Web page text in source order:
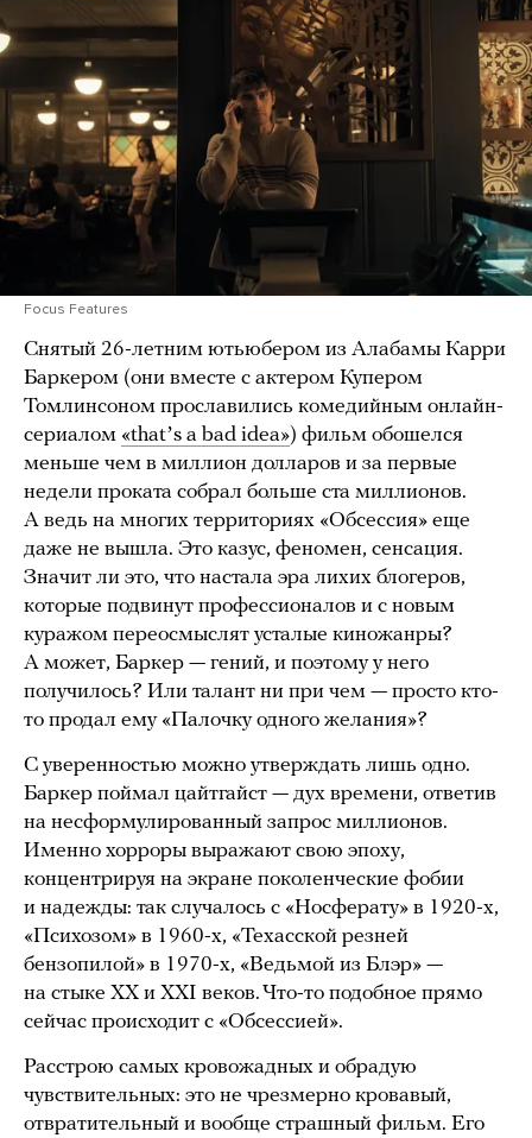
Focus Features
Снятый 26-летним ютьюбером из Алабамы Карри
Баркером (они вместе с актером Купером
Томлинсоном прославились комедийным онлайн-
сериалом «thatʼs a bad idea») фильм обошелся
меньше чем в миллион долларов и за первые
недели проката собрал больше ста миллионов.
А ведь на многих территориях «Обсессия» еще
даже не вышла. Это казус, феномен, сенсация.
Значит ли это, что настала эра лихих блогеров,
которые подвинут профессионалов и с новым
куражом переосмыслят усталые киножанры?
А может, Баркер — гений, и поэтому у него
получилось? Или талант ни при чем — просто кто-
то продал ему «Палочку одного желания»?
С уверенностью можно утверждать лишь одно.
Баркер поймал цайтгайст — дух времени, ответив
на несформулированный запрос миллионов.
Именно хорроры выражают свою эпоху,
концентрируя на экране поколенческие фобии
и надежды: так случалось с «Носферату» в 1920-х,
«Психозом» в 1960-х, «Техасской резней
бензопилой» в 1970-х, «Ведьмой из Блэр» —
на стыке XX и XXI веков. Что-то подобное прямо
сейчас происходит с «Обсессией».
Расстрою самых кровожадных и обрадую
чувствительных: это не чрезмерно кровавый,
отвратительный и вообще страшный фильм. Его